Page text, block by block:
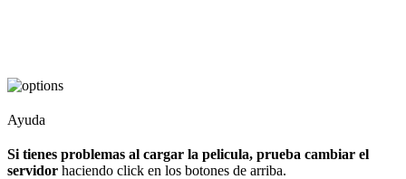
Ayuda
Si tienes problemas al cargar la pelicula, prueba cambiar el
servidor haciendo click en los botones de arriba.